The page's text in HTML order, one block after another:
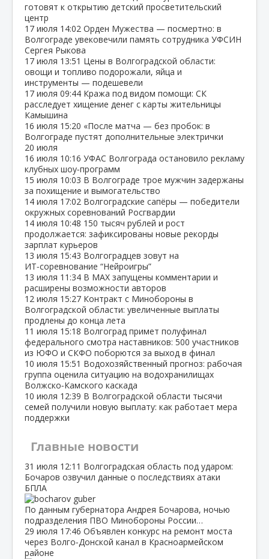
готовят к открытию детский просветительский
центр
17 июля 14:02 Орден Мужества — посмертно: в
Волгограде увековечили память сотрудника УФСИН
Сергея Рыкова
17 июля 13:51 Цены в Волгоградской области:
овощи и топливо подорожали, яйца и
инструменты — подешевели
17 июля 09:44 Кража под видом помощи: СК
расследует хищение денег с карты жительницы
Камышина
16 июля 15:20 «После матча — без пробок: в
Волгограде пустят дополнительные электрички
20 июля
16 июля 10:16 УФАС Волгограда остановило рекламу
клубных шоу‑программ
15 июля 10:03 В Волгограде трое мужчин задержаны
за похищение и вымогательство
14 июля 17:02 Волгоградские сапёры — победители
окружных соревнований Росгвардии
14 июля 10:48 150 тысяч рублей и рост
продолжается: зафиксированы новые рекорды
зарплат курьеров
13 июля 15:43 Волгоградцев зовут на
ИТ‑соревнование “Нейроигры”
13 июля 11:34 В МАХ запущены комментарии и
расширены возможности авторов
12 июля 15:27 Контракт с Минобороны в
Волгоградской области: увеличенные выплаты
продлены до конца лета
11 июля 15:18 Волгоград примет полуфинал
федерального смотра наставников: 500 участников
из ЮФО и СКФО поборются за выход в финал
10 июля 15:51 Водохозяйственный прогноз: рабочая
группа оценила ситуацию на водохранилищах
Волжско‑Камского каскада
10 июля 12:39 В Волгоградской области тысячи
семей получили новую выплату: как работает мера
поддержки
Главные новости
31 июля 12:11 Волгоградская область под ударом:
Бочаров озвучил данные о последствиях атаки
БПЛА
По данным губернатора Андрея Бочарова, ночью
подразделения ПВО Минобороны России…
29 июля 17:46 Объявлен конкурс на ремонт моста
через Волго‑Донской канал в Красноармейском
районе